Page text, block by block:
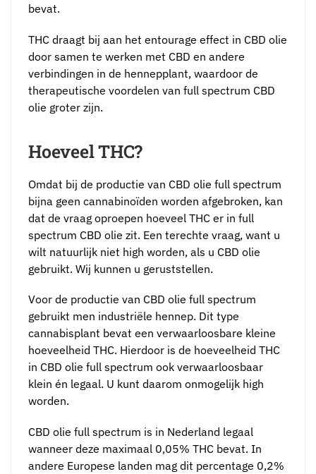
bevat.
THC draagt bij aan het entourage effect in CBD olie
door samen te werken met CBD en andere
verbindingen in de hennepplant, waardoor de
therapeutische voordelen van full spectrum CBD
olie groter zijn.
Hoeveel THC?
Omdat bij de productie van CBD olie full spectrum
bijna geen cannabinoïden worden afgebroken, kan
dat de vraag oproepen hoeveel THC er in full
spectrum CBD olie zit. Een terechte vraag, want u
wilt natuurlijk niet high worden, als u CBD olie
gebruikt. Wij kunnen u geruststellen.
Voor de productie van CBD olie full spectrum
gebruikt men industriële hennep. Dit type
cannabisplant bevat een verwaarloosbare kleine
hoeveelheid THC. Hierdoor is de hoeveelheid THC
in CBD olie full spectrum ook verwaarloosbaar
klein én legaal. U kunt daarom onmogelijk high
worden.
CBD olie full spectrum is in Nederland legaal
wanneer deze maximaal 0,05% THC bevat. In
andere Europese landen mag dit percentage 0,2%